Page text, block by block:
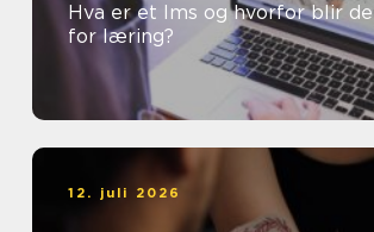
Hva er et lms og hvorfor blir
for læring?
12. juli 2026